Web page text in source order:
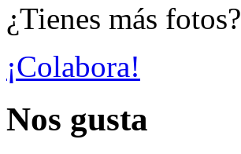
¿Tienes más fotos?
¡Colabora!
Nos gusta